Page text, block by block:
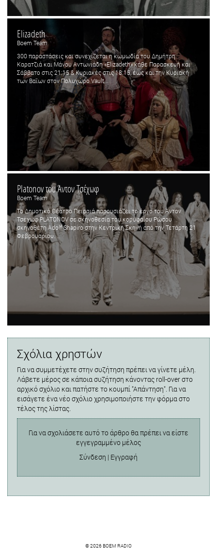
Elizadeth
Boem Team
300 παραστάσεις και συνεχίζεται η κωμωδία του Δημήτρη
Καρατζιά και Μάνου Αντωνιάδη «Elizadeth» κάθε Παρασκευή και
Σάββατο στις 21:15 & Κυριακές στις 18:15, έως και την Κυριακή
των Βαΐων στον Πολυχώρο Vault...
Platonov του Άντον Τσέχωφ
Boem Team
Το Δημοτικό Θέατρο Πειραιά παρουσιάζει το έργο του Άντον
Τσέχωφ PLATONOV σε σκηνοθεσία του κορυφαίου Ρώσου
σκηνοθέτη Adolf Shapiro στην Κεντρική Σκηνή από την Τετάρτη 21
Φεβρουαρίου....
Σχόλια χρηστών
Για να συμμετέχετε στην συζήτηση πρέπει να γίνετε μέλη.
Λάβετε μέρος σε κάποια συζήτηση κάνοντας roll-over στο
αρχικό σχόλιο και πατήστε το κουμπί "Απάντηση". Για να
εισάγετε ένα νέο σχόλιο χρησιμοποιήστε την φόρμα στο
τέλος της λίστας.
Για να σχολιάσετε αυτό το άρθρο θα πρέπει να είστε
εγγεγραμμένο μέλος
Σύνδεση | Εγγραφή
© 2026 BOEM RADIO